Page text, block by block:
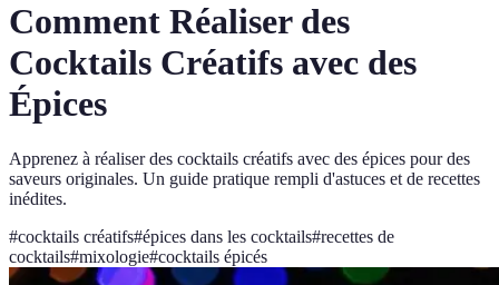
Comment Réaliser des
Cocktails Créatifs avec des
Épices
Apprenez à réaliser des cocktails créatifs avec des épices pour des
saveurs originales. Un guide pratique rempli d'astuces et de recettes
inédites.
#cocktails créatifs#épices dans les cocktails#recettes de
cocktails#mixologie#cocktails épicés